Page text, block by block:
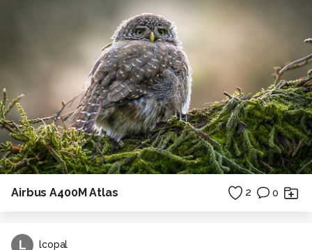
Airbus A400M Atlas 2 0
L lcopal